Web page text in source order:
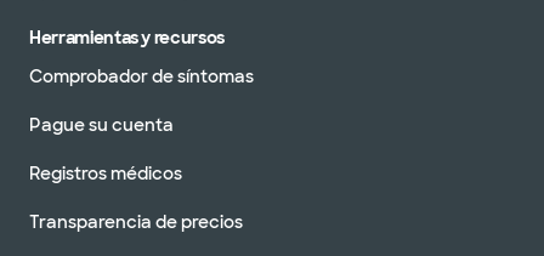
Herramientas y recursos
Comprobador de síntomas
Pague su cuenta
Registros médicos
Transparencia de precios